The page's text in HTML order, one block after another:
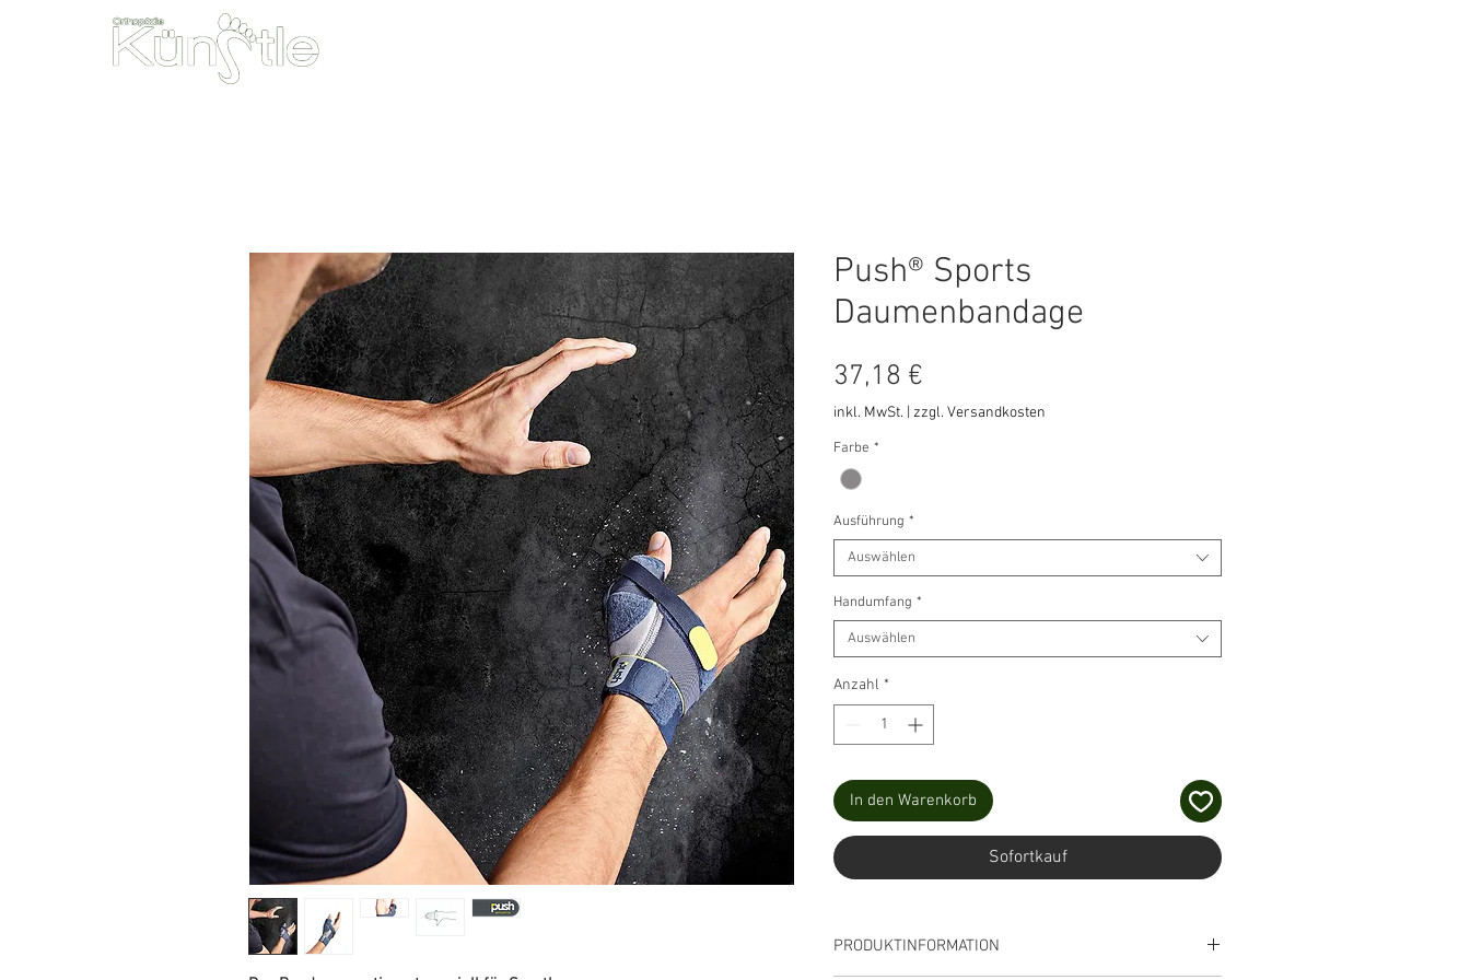
Push® Sports
Daumenbandage
37,18 €
inkl. MwSt. zzgl. Versandkosten
Farbe *
Ausführung *
Auswählen
Handumfang *
Auswählen
Anzahl *
In den Warenkorb
Sofortkauf
PRODUKTINFORMATION